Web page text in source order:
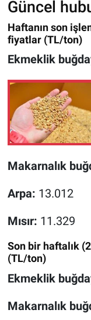
Güncel
Haftanın son
fiyatlar (TL/ton)
Ekmeklik
Makarnalık
Arpa: 13.012
Mısır: 11.329
Son bir haftalık
(TL/ton)
Ekmeklik
Makarnalık